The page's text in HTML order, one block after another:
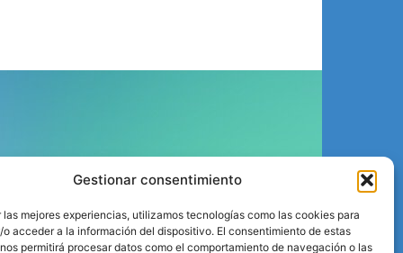
Gestionar consentimiento
las mejores experiencias, utilizamos tecnologías como las cookies para
o acceder a la información del dispositivo. El consentimiento de estas
permitirá procesar datos como el comportamiento de navegación o las